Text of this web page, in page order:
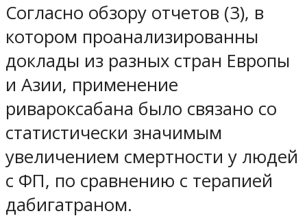
Согласно обзору отчетов (3), в
котором проанализированны
доклады из разных стран Европы
и Азии, применение
ривароксабана было связано со
статистически значимым
увеличением смертности у людей
с ФП, по сравнению с терапией
дабигатраном.